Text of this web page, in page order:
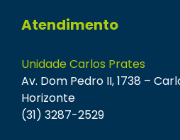
Atendimento
Unidade Carlos Prates
Av. Dom Pedro II, 1738 –
Horizonte
(31) 3287-2529